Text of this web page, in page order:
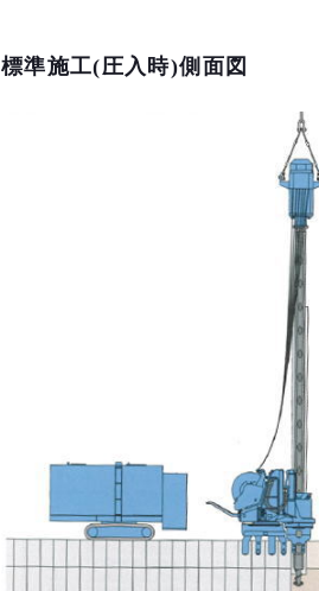
標準施工(圧入時)側